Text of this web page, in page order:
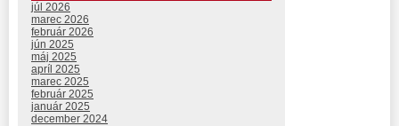
júl 2026
marec 2026
február 2026
jún 2025
máj 2025
apríl 2025
marec 2025
február 2025
január 2025
december 2024